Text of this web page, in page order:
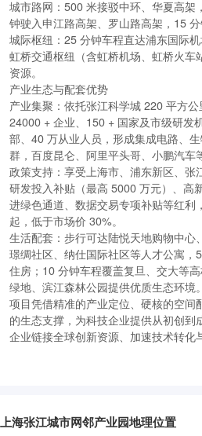
城市路网 ：500 米接驳中环、华夏高
钟驶入申江路高架、罗山路高架，15 分
城际枢纽 ：25 分钟车程直达浦东国际
虹桥交通枢纽（含虹桥机场、虹桥火车
资源。
产业生态与配套优势
产业集聚 ：依托张江科学城 220 平方
24000 + 企业、150 + 国家及市级研发
部、40 万从业人员，形成集成电路、
群，百度昆仑、阿里平头哥、小鹏汽车
政策支持：享受上海市、浦东新区、张
研发投入补贴（最高 5000 万元）、高
进绿色通道、数据交易专项补贴等红利
起，低于市场价 30%。
生活配套 ：步行可达陆悦天地购物中
璟绸社区、纳仕国际社区等人才公寓，
住房；10 分钟车程覆盖复旦、交大等
绿地、滨江森林公园提供优质生态环境。
项目凭借精准的产业定位、硬核的空间
的生态支撑，为科技企业提供从初创到
企业链接全球创新资源、加速技术转化
上海张江城市网邻产业园地理位置